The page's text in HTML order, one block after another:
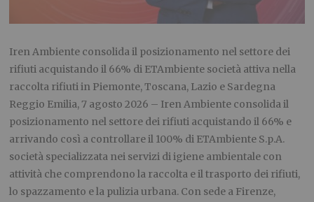
Iren Ambiente consolida il posizionamento nel settore dei
rifiuti acquistando il 66% di ETAmbiente società attiva nella
raccolta rifiuti in Piemonte, Toscana, Lazio e Sardegna
Reggio Emilia, 7 agosto 2026 – Iren Ambiente consolida il
posizionamento nel settore dei rifiuti acquistando il 66% e
arrivando così a controllare il 100% di ETAmbiente S.p.A.
società specializzata nei servizi di igiene ambientale con
attività che comprendono la raccolta e il trasporto dei rifiuti,
lo spazzamento e la pulizia urbana. Con sede a Firenze,